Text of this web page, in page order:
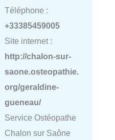
Téléphone :
+33385459005
Site internet :
http://chalon-sur-
saone.osteopathie.
org/geraldine-
gueneau/
Service Ostéopathe
Chalon sur Saône